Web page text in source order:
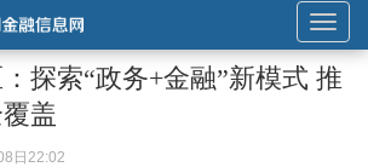
展
开
或
探索“政务+金融”新模式 推
盖
日22:02